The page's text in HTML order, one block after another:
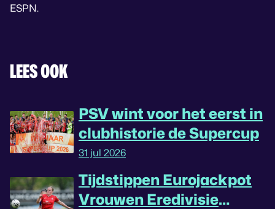
ESPN.
LEES OOK
PSV wint voor het eerst in
clubhistorie de Supercup
31 jul 2026
Tijdstippen Eurojackpot
Vrouwen Eredivisie